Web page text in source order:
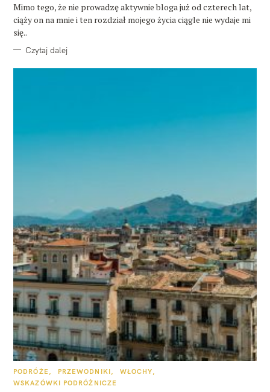
O
R
I
Mimo tego, że nie prowadzę aktywnie bloga już od czterech lat,
ciąży on na mnie i ten rozdział mojego życia ciągle nie wydaje mi
się..
Czytaj dalej
K
T
PODRÓŻE PRZEWODNIKI
WŁOCHY
WSKAZÓWKI PODRÓŻNICZE